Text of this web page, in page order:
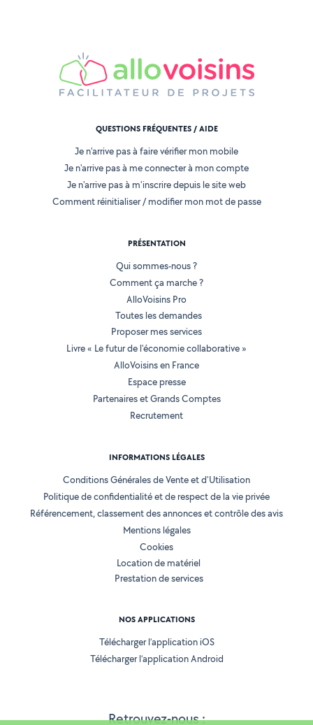
Retrouvez-nous :
QUESTIONS FRÉQUENTES / AIDE
Je n'arrive pas à faire vérifier mon mobile
Je n'arrive pas à me connecter à mon compte
Je n'arrive pas à m'inscrire depuis le site web
Comment réinitialiser / modifier mon mot de passe
PRÉSENTATION
Qui sommes-nous ?
Comment ça marche ?
AlloVoisins Pro
Toutes les demandes
Proposer mes services
Livre « Le futur de l'économie collaborative »
AlloVoisins en France
Espace presse
Partenaires et Grands Comptes
Recrutement
INFORMATIONS LÉGALES
Conditions Générales de Vente et d'Utilisation
Politique de confidentialité et de respect de la vie privée
Référencement, classement des annonces et contrôle des avis
Mentions légales
Cookies
Location de matériel
Prestation de services
NOS APPLICATIONS
Télécharger l’application iOS
Télécharger l’application Android